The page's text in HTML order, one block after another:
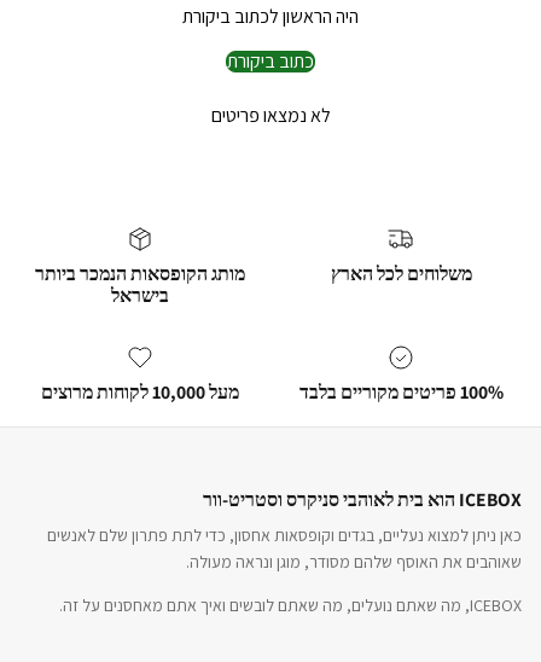
היה הראשון לכתוב ביקורת
כתוב ביקורת
לא נמצאו פריטים
משלוחים לכל הארץ
מותג הקופסאות הנמכר ביותר
בישראל
100% פריטים מקוריים בלבד מעל 10,000 לקוחות מרוצים
ICEBOX הוא בית לאוהבי סניקרס וסטריט-וור
כאן ניתן למצוא נעליים, בגדים וקופסאות אחסון, כדי לתת פתרון שלם לאנשים
שאוהבים את האוסף שלהם מסודר, מוגן ונראה מעולה.
ICEBOX, מה שאתם נועלים, מה שאתם לובשים ואיך אתם מאחסנים על זה.